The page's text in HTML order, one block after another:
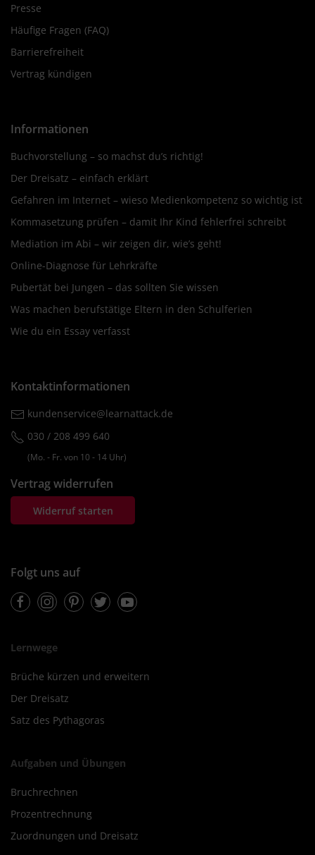
Presse
Häufige Fragen (FAQ)
Barrierefreiheit
Vertrag kündigen
Informationen
Buchvorstellung – so machst du’s richtig!
Der Dreisatz – einfach erklärt
Gefahren im Internet – wieso Medienkompetenz so wichtig ist
Kommasetzung prüfen – damit Ihr Kind fehlerfrei schreibt
Mediation im Abi – wir zeigen dir, wie’s geht!
Online-Diagnose für Lehrkräfte
Pubertät bei Jungen – das sollten Sie wissen
Was machen berufstätige Eltern in den Schulferien
Wie du ein Essay verfasst
Kontaktinformationen
kundenservice@learnattack.de
030 / 208 499 640
(Mo. ‐ Fr. von 10 ‐ 14 Uhr)
Vertrag widerrufen
Widerruf starten
Folgt uns auf
FacebookInstagramPinterestTwitterYoutube
Lernwege
Brüche kürzen und erweitern
Der Dreisatz
Satz des Pythagoras
Aufgaben und Übungen
Bruchrechnen
Prozentrechnung
Zuordnungen und Dreisatz